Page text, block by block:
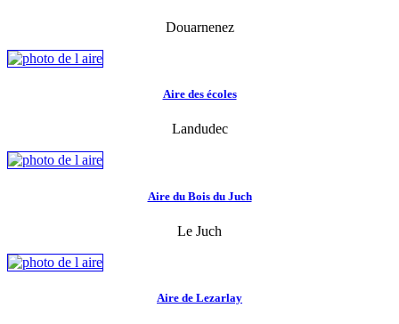
Douarnenez
Aire des écoles
Landudec
Aire du Bois du Juch
Le Juch
Aire de Lezarlay